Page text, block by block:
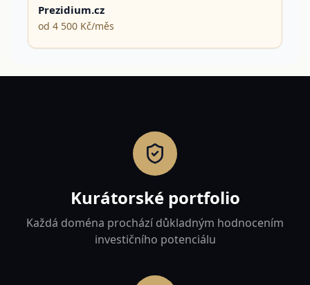
Prezidium.cz
od 4 500 Kč/měs
Kurátorské portfolio
Každá doména prochází důkladným hodnocením
investičního potenciálu